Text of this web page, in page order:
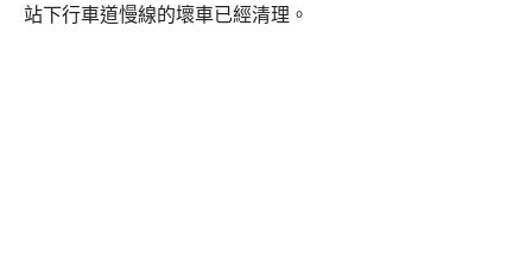
站下行車道慢線的壞車已經清理。